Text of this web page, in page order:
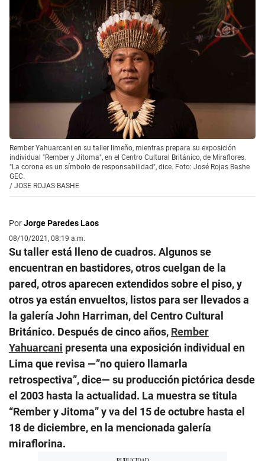
Rember Yahuarcani en su taller limeño, mientras prepara su exposición
individual "Rember y Jitoma", en el Centro Cultural Británico, de Miraflores.
"La corona es un símbolo de responsabilidad", dice. Foto: José Rojas Bashe
GEC.
/ JOSE ROJAS BASHE
PorJorge Paredes Laos
08/10/2021, 08:19 a.m.
Su taller está lleno de cuadros. Algunos se
encuentran en bastidores, otros cuelgan de la
pared, otros aparecen extendidos sobre el piso, y
otros ya están envueltos, listos para ser llevados a
la galería John Harriman, del Centro Cultural
Británico. Después de cinco años, Rember
Yahuarcani presenta una exposición individual en
Lima que revisa —”no quiero llamarla
retrospectiva”, dice— su producción pictórica desde
el 2003 hasta la actualidad. La muestra se titula
“Rember y Jitoma” y va del 15 de octubre hasta el
18 de diciembre, en la mencionada galería
miraflorina.